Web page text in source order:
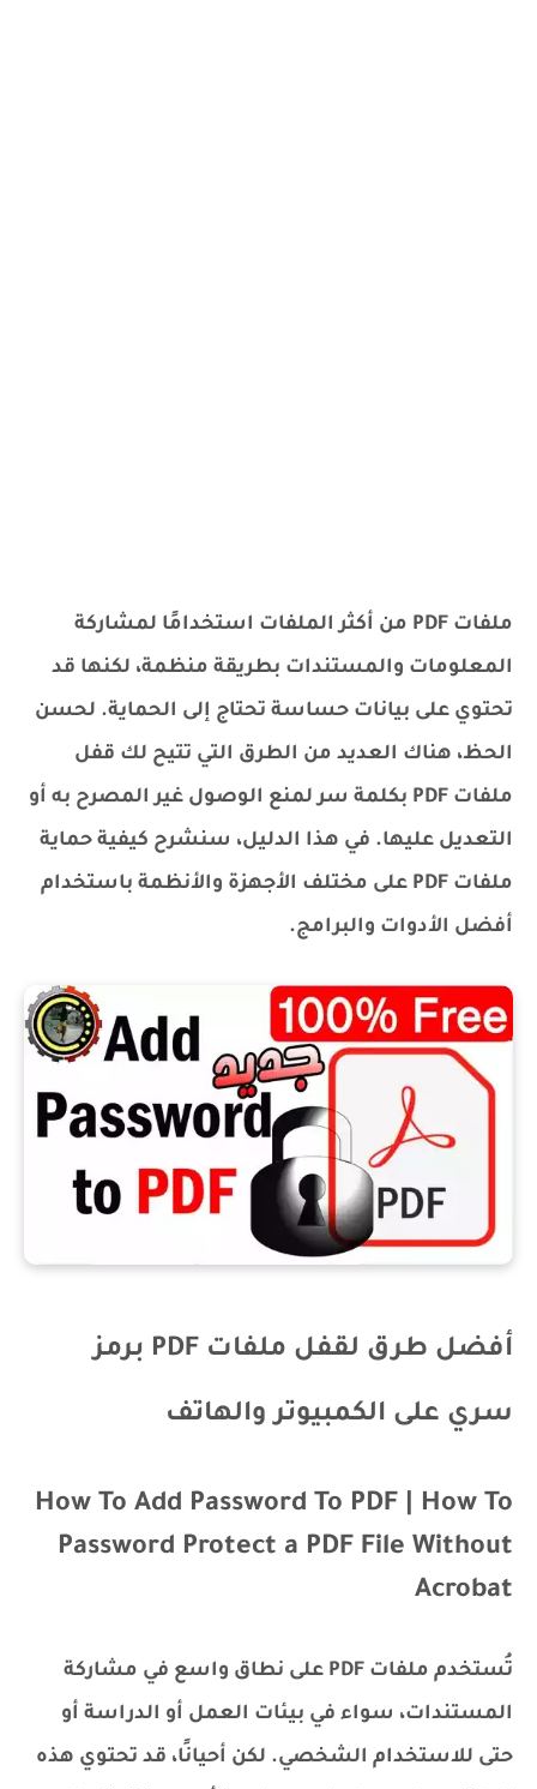
ملفات PDF من أكثر الملفات استخدامًا لمشاركة
المعلومات والمستندات بطريقة منظمة، لكنها قد
تحتوي على بيانات حساسة تحتاج إلى الحماية. لحسن
الحظ، هناك العديد من الطرق التي تتيح لك قفل
ملفات PDF بكلمة سر لمنع الوصول غير المصرح به أو
التعديل عليها. في هذا الدليل، سنشرح كيفية حماية
ملفات PDF على مختلف الأجهزة والأنظمة باستخدام
أفضل الأدوات والبرامج.
أفضل طرق لقفل ملفات PDF برمز
سري على الكمبيوتر والهاتف
How To Add Password To PDF | How To
Password Protect a PDF File Without
Acrobat
تُستخدم ملفات PDF على نطاق واسع في مشاركة
المستندات، سواء في بيئات العمل أو الدراسة أو
حتى للاستخدام الشخصي. لكن أحيانًا، قد تحتوي هذه